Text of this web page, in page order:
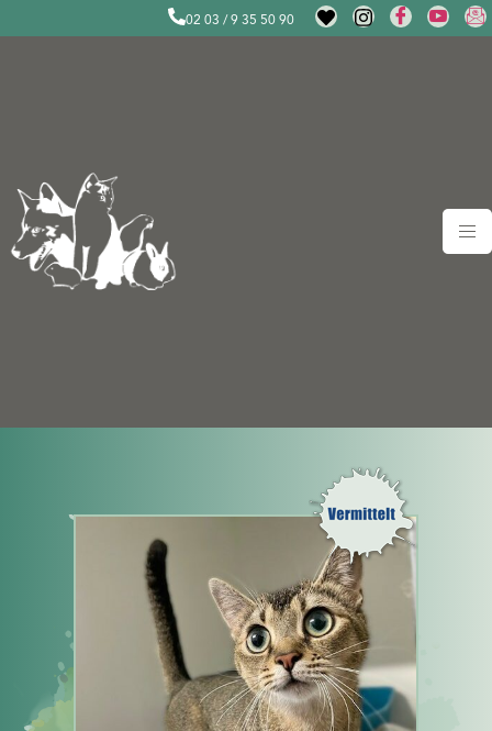
02 03 / 9 35 50 90